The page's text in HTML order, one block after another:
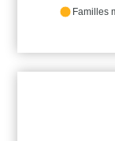
Familles